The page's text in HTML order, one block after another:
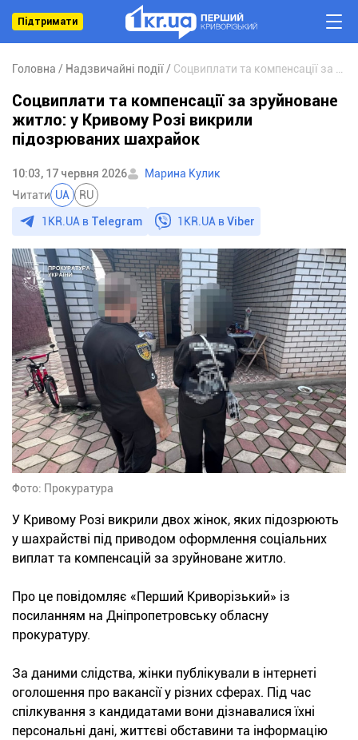
Підтримати
Головна Надзвичайні події
Соцвиплати та компенсації за зруйноване
житло: у Кривому Розі викрили
підозрюваних шахрайок
10:03, 17 червня 2026
Марина Кулик
Читати UA RU
1KR.UA в Telegram 1KR.UA вViber
Фото: Прокуратура
У Кривому Розі викрили двох жінок, яких підозрюють
у шахрайстві під приводом оформлення соціальних
виплат та компенсацій за зруйноване житло.
Про це повідомляє «Перший Криворізький» із
посиланням на Дніпропетровську обласну
прокуратуру.
За даними слідства, жінки публікували в інтернеті
оголошення про вакансії у різних сферах. Під час
спілкування з кандидатами вони дізнавалися їхні
персональні дані, життєві обставини та інформацію